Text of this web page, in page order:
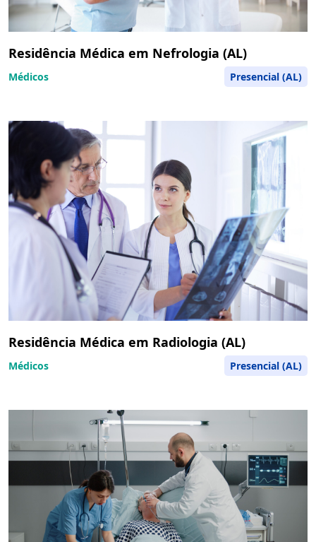
Residência Médica em Nefrologia (AL)
Médicos Presencial (AL)
Residência Médica em Radiologia (AL)
Médicos Presencial (AL)